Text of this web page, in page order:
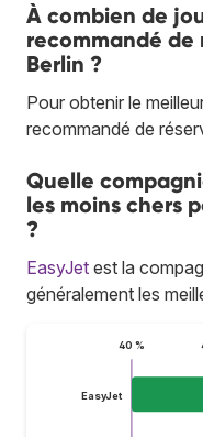
À combien de
recommandé de
Berlin ?
Pour obtenir le
recommandé de
Quelle
les moins chers
?
EasyJet est la
généralement les
40 %
EasyJet